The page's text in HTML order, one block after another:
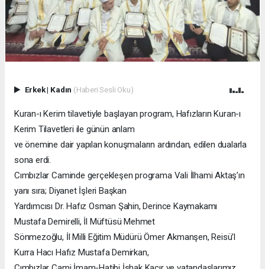
Erkek| Kadın (Haberi Sesli Oku)
Kuran-ı Kerim tilavetiyle başlayan program, Hafızların Kuran-ı
Kerim Tilavetleri ile günün anlam
ve önemine dair yapılan konuşmaların ardından, edilen dualarla
sona erdi.
Cımbızlar Caminde gerçekleşen programa Vali İlhami Aktaş’ın
yanı sıra; Diyanet İşleri Başkan
Yardımcısı Dr. Hafız Osman Şahin, Derince Kaymakamı
Mustafa Demirelli, İl Müftüsü Mehmet
Sönmezoğlu, İl Milli Eğitim Müdürü Ömer Akmanşen, Reisü’l
Kurra Hacı Hafız Mustafa Demirkan,